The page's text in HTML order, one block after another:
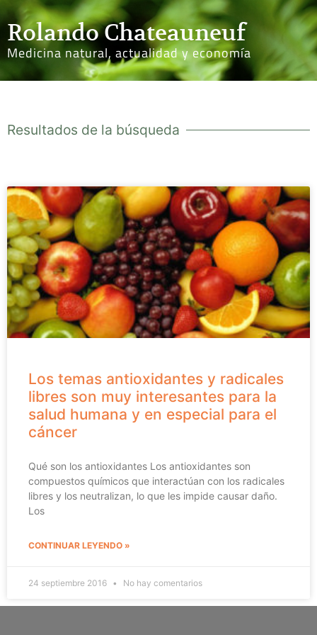
Rolando Chateauneuf
Medicina natural, actualidad y economía
Resultados de la búsqueda
Los temas antioxidantes y radicales
libres son muy interesantes para la
salud humana y en especial para el
cáncer
Qué son los antioxidantes Los antioxidantes son
compuestos químicos que interactúan con los radicales
libres y los neutralizan, lo que les impide causar daño.
Los
CONTINUAR LEYENDO »
24 septiembre 2016 No hay comentarios